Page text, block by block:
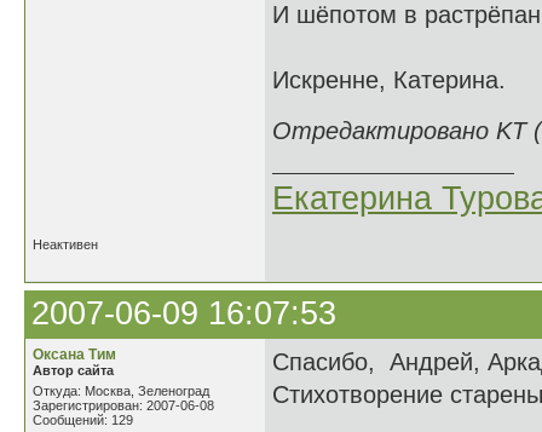
И шёпотом в
Искренне, Катерина.
Отредактировано KT
Екатерина
Неактивен
2007-06-09 16:07:53
Оксана Тим
Автор сайта
Откуда: Москва, Зеленоград
Зарегистрирован: 2007-06-08
Сообщений: 129
Спасибо, Андрей,
Стихотворение